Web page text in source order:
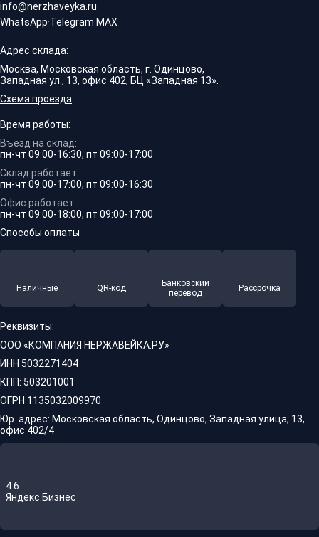
info@nerzhaveyka.ru
WhatsApp·Telegram·MAX
Адрес склада:
Москва, Московская область, г. Одинцово,
Западная ул., 13, офис 402, БЦ «Западная 13».
Схема проезда
Время работы:
Въезд на склад:
пн-чт 09:00-16:30, пт 09:00-17:00
Склад работает:
пн-чт 09:00-17:00, пт 09:00-16:30
Офис работает:
пн-чт 09:00-18:00, пт 09:00-17:00
Способы оплаты
Наличные QR-код
Банковский
перевод
Рассрочка
Реквизиты:
ООО «КОМПАНИЯ НЕРЖАВЕЙКА.РУ»
ИНН 5032271404
КПП: 503201001
ОГРН 1135032009970
Юр. адрес: Московская область, Одинцово, Западная улица, 13,
офис 402/4
4.6
Яндекс.Бизнес